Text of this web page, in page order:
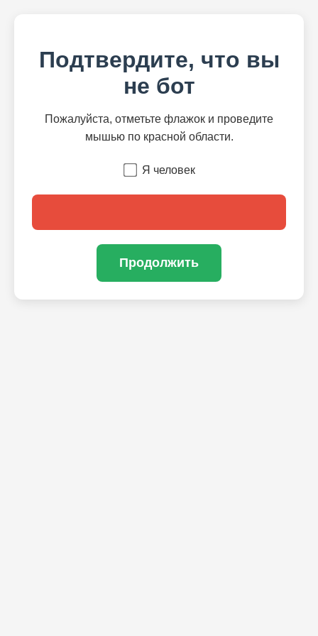
Подтвердите, что вы
не бот
Пожалуйста, отметьте флажок и проведите
мышью по красной области.
Я человек
Продолжить